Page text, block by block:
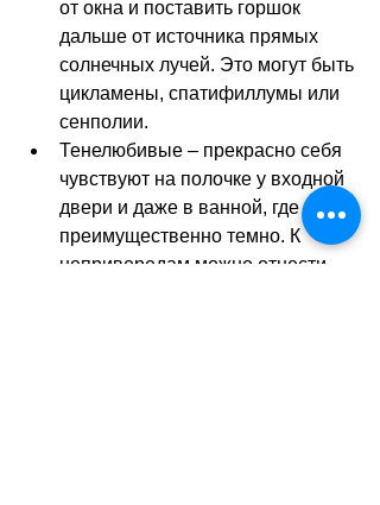
от окна и поставить горшок
дальше от источника прямых
солнечных лучей. Это могут быть
цикламены, спатифиллумы или
сенполии.
Тенелюбивые – прекрасно себя
чувствуют на полочке у входной
двери и даже в ванной, где
преимущественно темно. К
непривередам можно отнести